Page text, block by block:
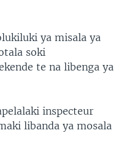
ya misala ya
soki
te na libenga ya
inspecteur
libanda ya mosala